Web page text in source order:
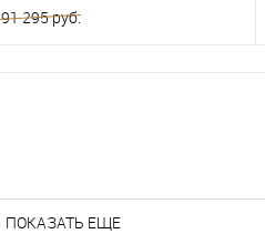
91 295 руб.
В корзину
ПОКАЗАТЬ ЕЩЕ